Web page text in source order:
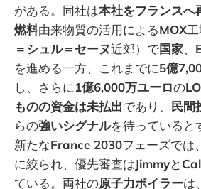
がある。同社は本社をフランスへ
燃料由来物質の活用によるMOX
＝シュル＝セーヌ近郊）で国家、
を進める一方、これまでに5億
し、さらに1億6,000万ユーロの
ものの資金は未払出であり、 民間
らの強いシグナルを待っていると
新たなFrance 2030フェーズでは
に絞られ、優先審査はJimmyと
ている。両社の原子力ボイラーは